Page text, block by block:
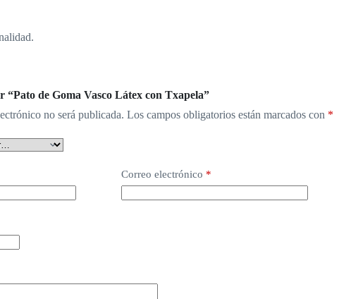
“Pato de Goma Vasco Látex con Txapela”
no será publicada. Los campos obligatorios están marcados con *
Correo electrónico *